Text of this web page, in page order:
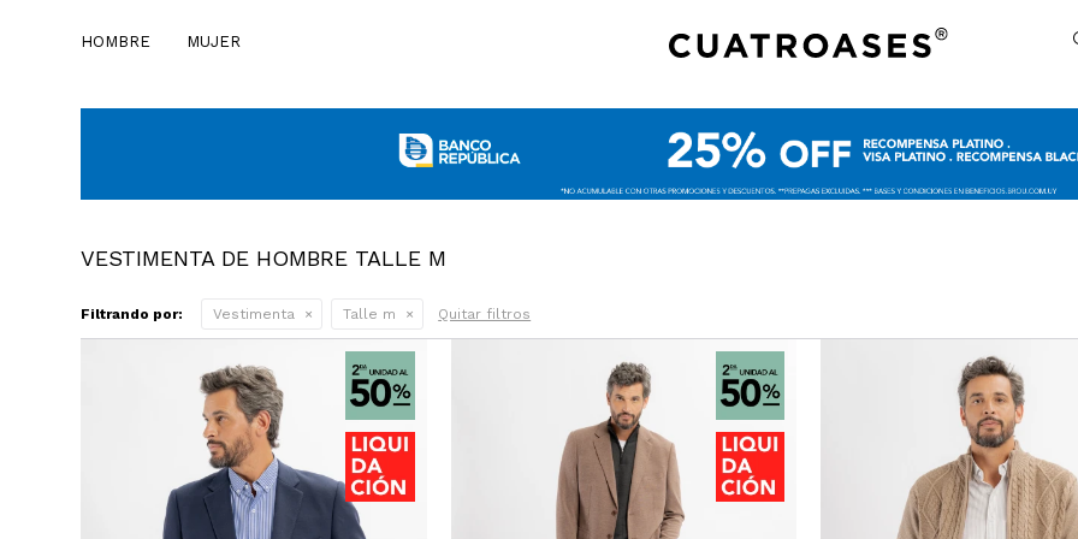
HOMBRE MUJER
VESTIMENTA DE HOMBRE TALLE M
Filtrando por: Vestimenta Talle m Quitar filtros